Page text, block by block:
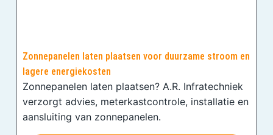
Zonnepanelen laten plaatsen voor duurzame stroom en
lagere energiekosten
Zonnepanelen laten plaatsen? A.R. Infratechniek
verzorgt advies, meterkastcontrole, installatie en
aansluiting van zonnepanelen.